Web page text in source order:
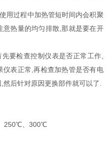
用过程中加热管短时间内会积聚
热量的均匀排散,那就是要在开
要检查控制仪表是否正常工作,
表正常,再检查加热管是否有电
后针对原因更换部件就可以了.
250℃、300℃